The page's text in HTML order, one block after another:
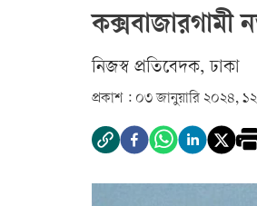
কক্সবাজারগামী
নিজস্ব প্রতিবেদক, ঢাকা
প্রকাশ : ০৩ জানুয়ারি ২০২৪,